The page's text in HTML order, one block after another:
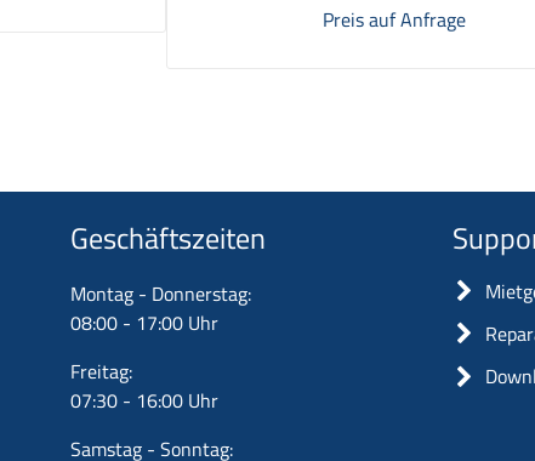
Preis auf Anfrage
Geschäftszeiten
Montag - Donnerstag:
08:00 - 17:00 Uhr
Freitag:
07:30 - 16:00 Uhr
Samstag - Sonntag: